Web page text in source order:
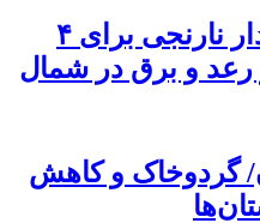
هواشناسی ایران | هشدار نارنجی برای ۴
رعد و برق در شمال
گردوخاک و کاهش